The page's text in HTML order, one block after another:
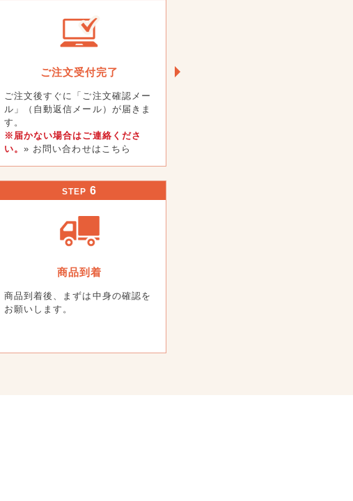
ご注文受付完了
ご注文後すぐに「ご注文確認メー
ル」（自動返信メール）が届きま
す。
※届かない場合はご連絡くださ
い。 » お問い合わせはこちら
STEP 6
商品到着
商品到着後、まずは中身の確認を
お願いします。